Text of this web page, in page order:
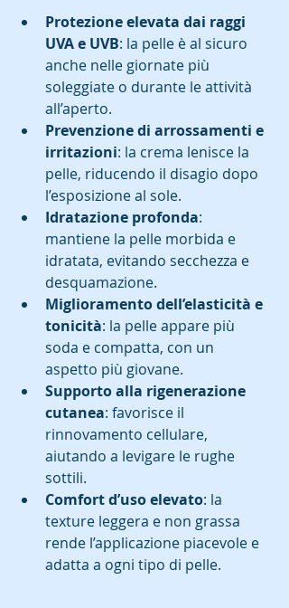
Protezione elevata dai raggi
UVA e UVB: la pelle è al sicuro
anche nelle giornate più
soleggiate o durante le attività
all’aperto.
Prevenzione di arrossamenti e
irritazioni: la crema lenisce la
pelle, riducendo il disagio dopo
l’esposizione al sole.
Idratazione profonda:
mantiene la pelle morbida e
idratata, evitando secchezza e
desquamazione.
Miglioramento dell’elasticità e
tonicità: la pelle appare più
soda e compatta, con un
aspetto più giovane.
Supporto alla rigenerazione
cutanea: favorisce il
rinnovamento cellulare,
aiutando a levigare le rughe
sottili.
Comfort d’uso elevato: la
texture leggera e non grassa
rende l’applicazione piacevole e
adatta a ogni tipo di pelle.